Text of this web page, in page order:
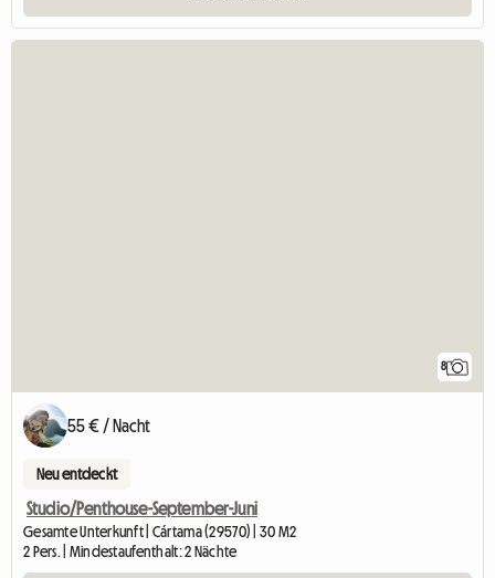
8
55 € / Nacht
Neu entdeckt
Studio/Penthouse-September-Juni
Gesamte Unterkunft | Cártama (29570) | 30 M2
2 Pers. | Mindestaufenthalt: 2 Nächte